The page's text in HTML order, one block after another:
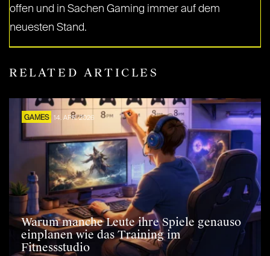
offen und in Sachen Gaming immer auf dem
neuesten Stand.
RELATED ARTICLES
GAMES 14. APR. 2026
Warum manche Leute ihre Spiele genauso
einplanen wie das Training im
Fitnessstudio